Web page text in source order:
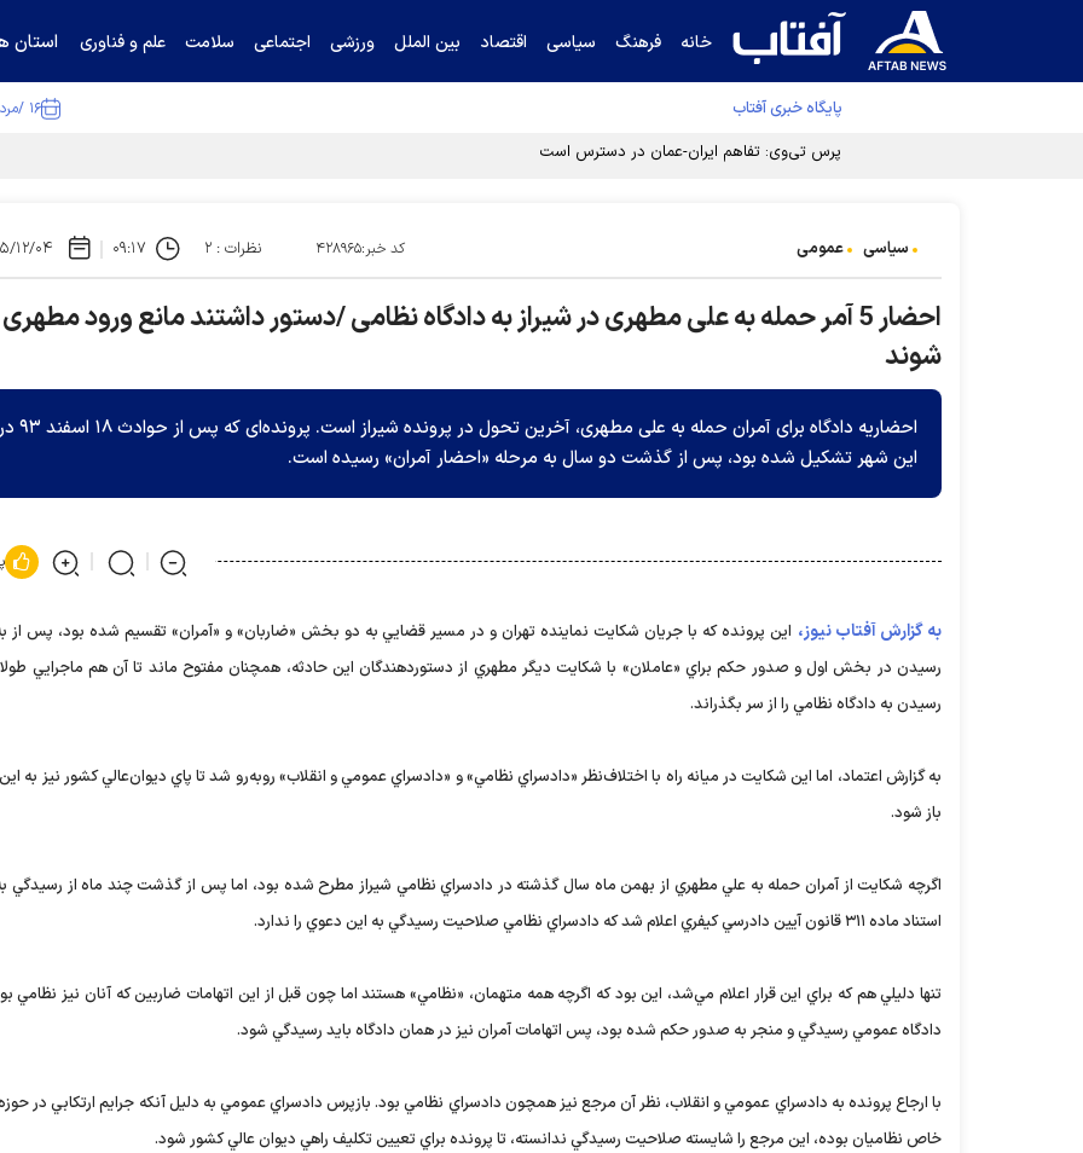
خانه فرهنگ سیاسی اقتصاد بین الملل ورزشی اجتماعی سلامت علم و فناوری استان
پایگاه خبری آفتاب ۱۶ /مرداد /۱۴۰۵
سیاسی عمومی کد خبر:۴۲۸۹۶۵ نظرات : ۲ ۰۹:۱۷ ۱۳۹۵/
احضار 5 آمر حمله به علی مطهری در شیراز به دادگاه نظامی /دستور داشتند مانع ورود مطهری
شوند
احضاریه دادگاه برای آمران حمله به علی مطهری، آخرین تحول در
این شهر تشکیل شده بود، پس از گذشت دو سال به مرحله «احضار آمران» رسیده است.
به گزارش آفتاب نیوز، اين پرونده كه با جريان شكايت نماينده تهران و در مسير قضايي به دو بخش «ضاربان» و «آمران» تقسيم شده بود، پس از
رسيدن در بخش اول و صدور حكم براي «عاملان» با شكايت ديگر مطهري از دستوردهندگان اين حادثه، همچنان مفتوح ماند تا آن هم ماجرايي
رسيدن به دادگاه نظامي را از سر بگذراند.
به گزارش اعتماد، اما اين شكايت در ميانه راه با اختلاف‌نظر «دادسراي نظامي» و «دادسراي عمومي و انقلاب» روبه‌رو شد تا پاي ديوان‌عالي كشور نيز به
باز شود.
اگرچه شكايت از آمران حمله به علي مطهري از بهمن ماه سال گذشته در دادسراي نظامي شيراز مطرح شده بود، اما پس از گذشت چند ماه از رسيدگي
استناد ماده ٣١١ قانون آيين دادرسي كيفري اعلام شد كه دادسراي نظامي صلاحيت رسيدگي به اين دعوي را ندارد.
تنها دليلي هم كه براي اين قرار اعلام مي‌شد، اين بود كه اگرچه همه متهمان، «نظامي» هستند اما چون قبل از اين اتهامات ضاربين كه آنان نيز نظامي
دادگاه عمومي رسيدگي و منجر به صدور حكم شده بود، پس اتهامات آمران نيز در همان دادگاه بايد رسيدگي شود.
با ارجاع پرونده به دادسراي عمومي و انقلاب، نظر آن مرجع نيز همچون دادسراي نظامي بود. بازپرس دادسراي عمومي به دليل آنكه جرايم ارتكابي در
خاص نظاميان بوده، اين مرجع را شايسته صلاحيت رسيدگي ندانسته، تا پرونده براي تعيين تكليف راهي ديوان عالي كشور شود.